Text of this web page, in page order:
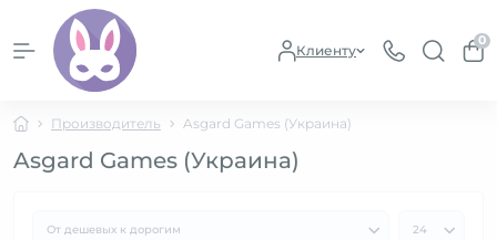
Клиенту
0
Производитель Asgard Games (Украина)
Asgard Games (Украина)